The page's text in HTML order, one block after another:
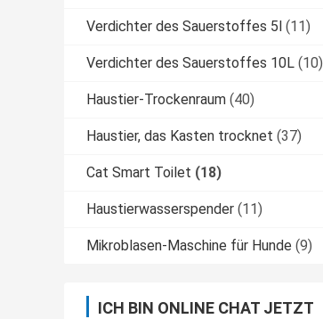
Verdichter des Sauerstoffes 5l (11)
Verdichter des Sauerstoffes 10L (10)
Haustier-Trockenraum (40)
Haustier, das Kasten trocknet (37)
Cat Smart Toilet (18)
Haustierwasserspender (11)
Mikroblasen-Maschine für Hunde (9)
ICH BIN ONLINE CHAT JETZT